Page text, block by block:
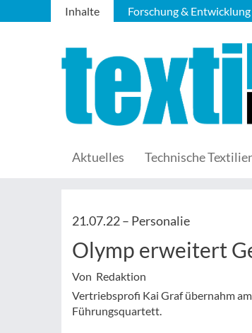
Inhalte Forschung & Entwicklung
Aktuelles Technische
21.07.22 – Personalie
Olymp erweitert
Von Redaktion
Vertriebsprofi Kai Graf übernahm
Führungsquartett.